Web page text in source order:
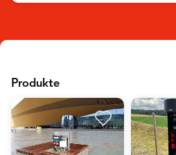
Produkte